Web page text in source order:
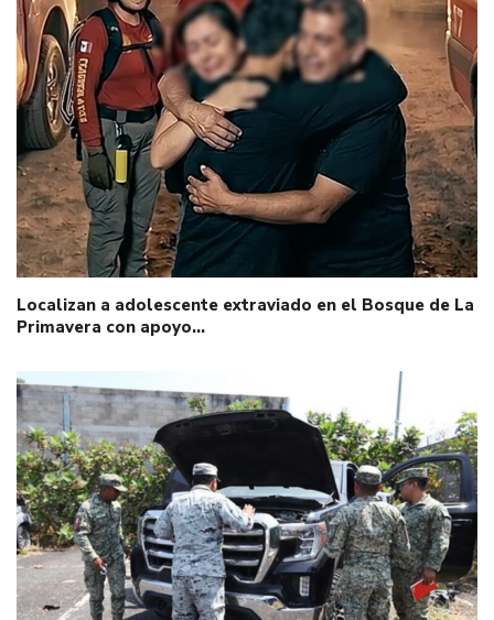
Localizan a adolescente extraviado en el Bosque de La
Primavera con apoyo…